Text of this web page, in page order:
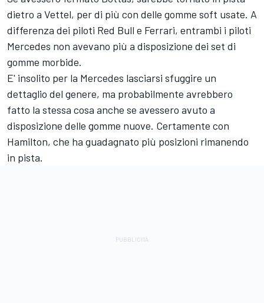
dietro a Vettel, per di più con delle gomme soft usate. A
differenza dei piloti Red Bull e Ferrari, entrambi i piloti
Mercedes non avevano più a disposizione dei set di
gomme morbide.
E' insolito per la Mercedes lasciarsi sfuggire un
dettaglio del genere, ma probabilmente avrebbero
fatto la stessa cosa anche se avessero avuto a
disposizione delle gomme nuove. Certamente con
Hamilton, che ha guadagnato più posizioni rimanendo
in pista.